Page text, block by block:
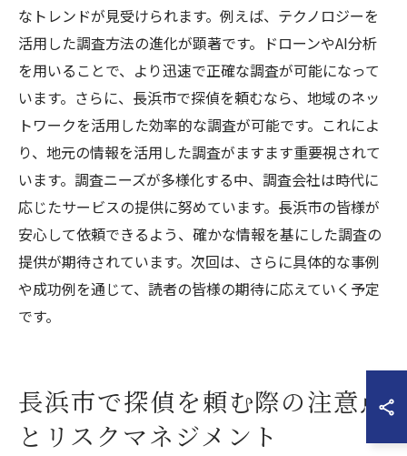
なトレンドが見受けられます。例えば、テクノロジーを
活用した調査方法の進化が顕著です。ドローンやAI分析
を用いることで、より迅速で正確な調査が可能になって
います。さらに、長浜市で探偵を頼むなら、地域のネッ
トワークを活用した効率的な調査が可能です。これによ
り、地元の情報を活用した調査がますます重要視されて
います。調査ニーズが多様化する中、調査会社は時代に
応じたサービスの提供に努めています。長浜市の皆様が
安心して依頼できるよう、確かな情報を基にした調査の
提供が期待されています。次回は、さらに具体的な事例
や成功例を通じて、読者の皆様の期待に応えていく予定
です。
長浜市で探偵を頼む際の注意点
とリスクマネジメント